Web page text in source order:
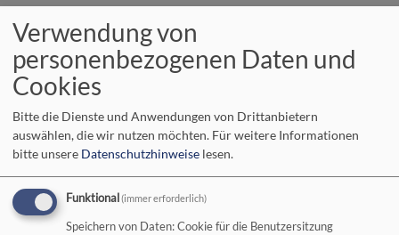
evangelisch in Bad Neustadt a. d. Saale
vielfältig - lebendig - offen
Hauptnavigation
Startseite Pfarrerinnen
Pfarrerinnen
Verwendung von
personenbezogenen Daten und
Cookies
Bitte die Dienste und Anwendungen von Drittanbietern
auswählen, die wir nutzen möchten. Für weitere Informationen
bitte unsere Datenschutzhinweise lesen.
Funktional (immer erforderlich)
Speichern von Daten: Cookie für die Benutzersitzung